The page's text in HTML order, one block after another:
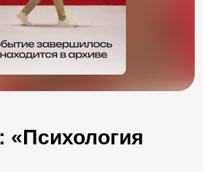
«Психология